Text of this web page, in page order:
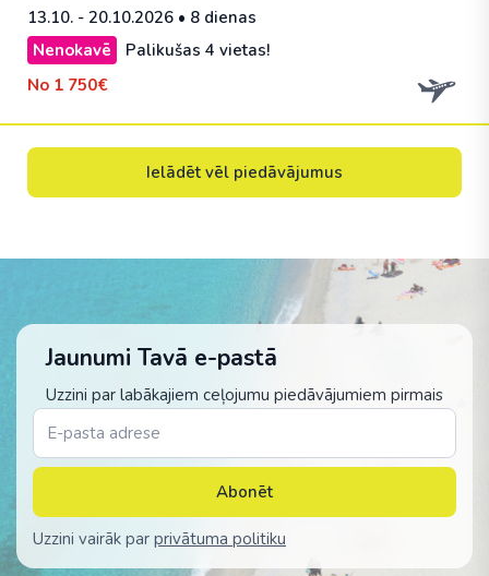
13.10. - 20.10.2026 • 8 dienas
Nenokavē
Palikušas 4 vietas!
No 1 750€
Ielādēt vēl piedāvājumus
Jaunumi Tavā e-pastā
Uzzini par labākajiem ceļojumu piedāvājumiem pirmais
Abonēt
Uzzini vairāk par privātuma politiku